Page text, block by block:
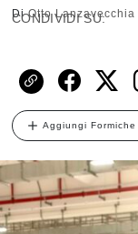
DiOtto Lanzavecchia
CONDIVIDI SU:
Aggiungi